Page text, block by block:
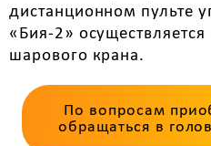
дистанционном пульте
«Бия-2»
шарового крана.
По вопросам
обращаться в